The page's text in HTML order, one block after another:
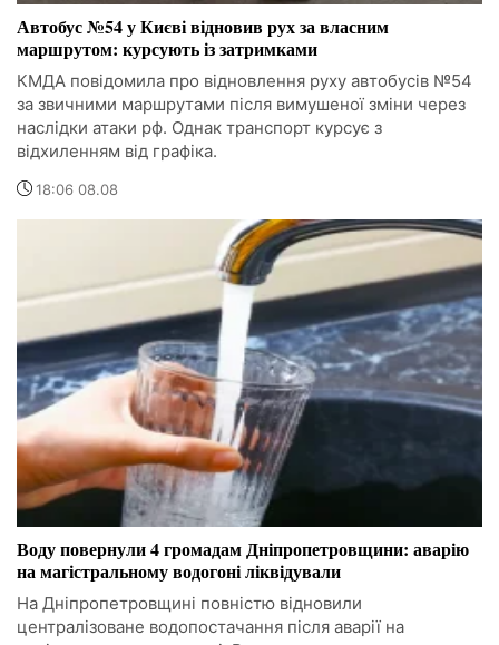
Автобус №54 у Києві відновив рух за власним
маршрутом: курсують із затримками
КМДА повідомила про відновлення руху автобусів №54
за звичними маршрутами після вимушеної зміни через
наслідки атаки рф. Однак транспорт курсує з
відхиленням від графіка.
18:06 08.08
Воду повернули 4 громадам Дніпропетровщини: аварію
на магістральному водогоні ліквідували
На Дніпропетровщині повністю відновили
централізоване водопостачання після аварії на